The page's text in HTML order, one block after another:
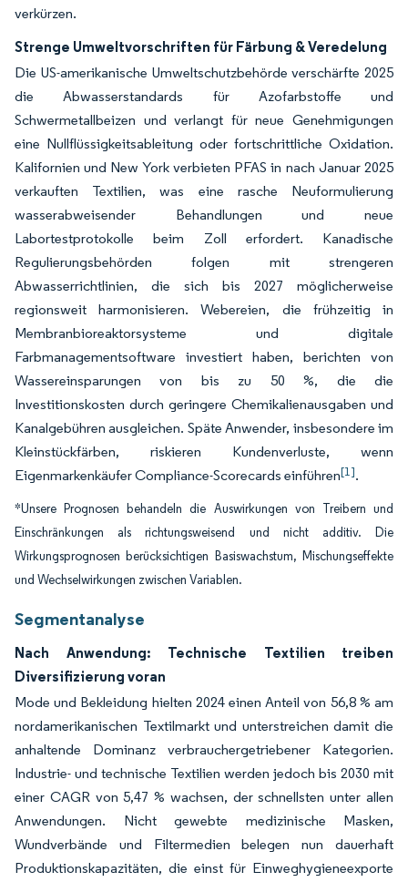
verkürzen.
Strenge Umweltvorschriften für Färbung & Veredelung
Die US-amerikanische Umweltschutzbehörde verschärfte 2025
die Abwasserstandards für Azofarbstoffe und
Schwermetallbeizen und verlangt für neue Genehmigungen
eine Nullflüssigkeitsableitung oder fortschrittliche Oxidation.
Kalifornien und New York verbieten PFAS in nach Januar 2025
verkauften Textilien, was eine rasche Neuformulierung
wasserabweisender Behandlungen und neue
Labortestprotokolle beim Zoll erfordert. Kanadische
Regulierungsbehörden folgen mit strengeren
Abwasserrichtlinien, die sich bis 2027 möglicherweise
regionsweit harmonisieren. Webereien, die frühzeitig in
Membranbioreaktorsysteme und digitale
Farbmanagementsoftware investiert haben, berichten von
Wassereinsparungen von bis zu 50 %, die die
Investitionskosten durch geringere Chemikalienausgaben und
Kanalgebühren ausgleichen. Späte Anwender, insbesondere im
Kleinstückfärben, riskieren Kundenverluste, wenn
Eigenmarkenkäufer Compliance-Scorecards einführen[1].
*Unsere Prognosen behandeln die Auswirkungen von Treibern und
Einschränkungen als richtungsweisend und nicht additiv. Die
Wirkungsprognosen berücksichtigen Basiswachstum, Mischungseffekte
und Wechselwirkungen zwischen Variablen.
Segmentanalyse
Nach Anwendung: Technische Textilien treiben
Diversifizierung voran
Mode und Bekleidung hielten 2024 einen Anteil von 56,8 % am
nordamerikanischen Textilmarkt und unterstreichen damit die
anhaltende Dominanz verbrauchergetriebener Kategorien.
Industrie- und technische Textilien werden jedoch bis 2030 mit
einer CAGR von 5,47 % wachsen, der schnellsten unter allen
Anwendungen. Nicht gewebte medizinische Masken,
Wundverbände und Filtermedien belegen nun dauerhaft
Produktionskapazitäten, die einst für Einweghygieneexporte